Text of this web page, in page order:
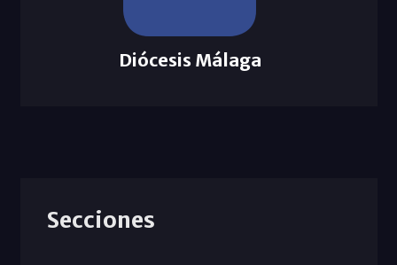
Diócesis Málaga
Secciones